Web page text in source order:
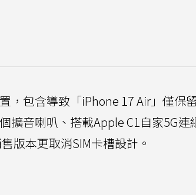
，包含導致「iPhone 17 Air」僅保
擴音喇叭、搭載Apple C1自家5G連
版本更取消SIM卡槽設計。